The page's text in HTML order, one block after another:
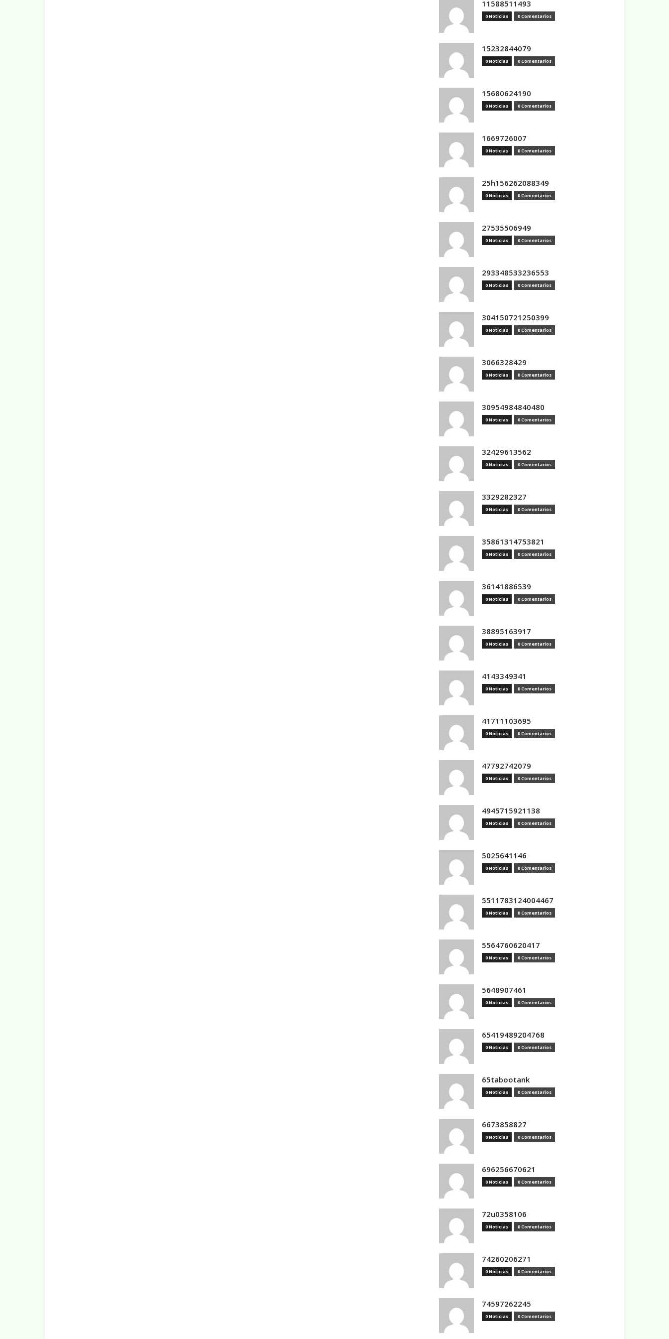
11588511493
0 Noticias 0 Comentarios
15232844079
0 Noticias 0 Comentarios
15680624190
0 Noticias 0 Comentarios
1669726007
0 Noticias 0 Comentarios
25h156262088349
0 Noticias 0 Comentarios
27535506949
0 Noticias 0 Comentarios
293348533236553
0 Noticias 0 Comentarios
304150721250399
0 Noticias 0 Comentarios
3066328429
0 Noticias 0 Comentarios
30954984840480
0 Noticias 0 Comentarios
32429613562
0 Noticias 0 Comentarios
3329282327
0 Noticias 0 Comentarios
35861314753821
0 Noticias 0 Comentarios
36141886539
0 Noticias 0 Comentarios
38895163917
0 Noticias 0 Comentarios
4143349341
0 Noticias 0 Comentarios
41711103695
0 Noticias 0 Comentarios
47792742079
0 Noticias 0 Comentarios
4945715921138
0 Noticias 0 Comentarios
5025641146
0 Noticias 0 Comentarios
5511783124004467
0 Noticias 0 Comentarios
5564760620417
0 Noticias 0 Comentarios
5648907461
0 Noticias 0 Comentarios
65419489204768
0 Noticias 0 Comentarios
65tabootank
0 Noticias 0 Comentarios
6673858827
0 Noticias 0 Comentarios
696256670621
0 Noticias 0 Comentarios
72u0358106
0 Noticias 0 Comentarios
74260206271
0 Noticias 0 Comentarios
74597262245
0 Noticias 0 Comentarios